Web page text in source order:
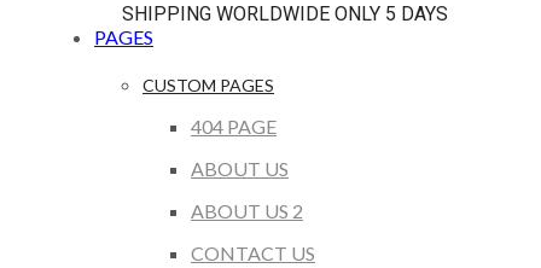
SHIPPING WORLDWIDE ONLY 5 DAYS
PAGES
CUSTOM PAGES
404 PAGE
ABOUT US
ABOUT US 2
CONTACT US